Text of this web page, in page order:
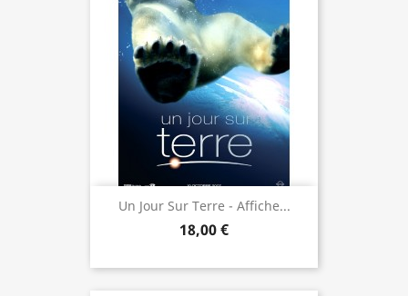
Un Jour Sur Terre - Affiche...
18,00 €